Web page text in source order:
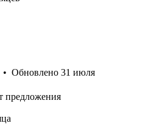
• Обновлено 31 июля
предложения